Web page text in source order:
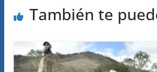
También te